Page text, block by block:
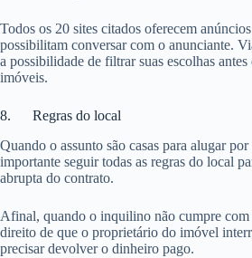
Todos os 20 sites citados oferecem
possibilitam conversar com o anunciante.
a possibilidade de filtrar suas escolhas
imóveis.
8. Regras do local
Quando o assunto são casas para alugar
importante seguir todas as regras do local
abrupta do contrato.
Afinal, quando o inquilino não cumpre com
direito de que o proprietário do imóvel
precisar devolver o dinheiro pago.